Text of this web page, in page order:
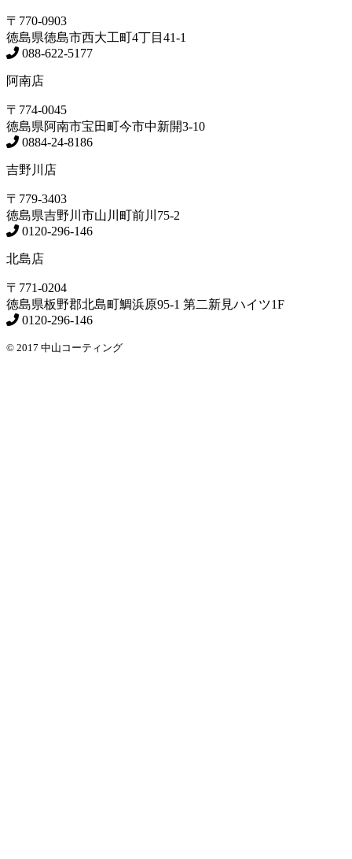
〒770-0903
徳島県徳島市西大工町4丁目41-1
088-622-5177
阿南店
〒774-0045
徳島県阿南市宝田町今市中新開3-10
0884-24-8186
吉野川店
〒779-3403
徳島県吉野川市山川町前川75-2
0120-296-146
北島店
〒771-0204
徳島県板野郡北島町 鯛浜原95-1 第二新見ハイツ1F
0120-296-146
© 2017 中山コーティング